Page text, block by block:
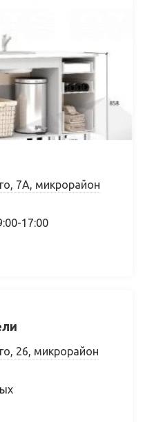
7А, микрорайон
17:00
26, микрорайон